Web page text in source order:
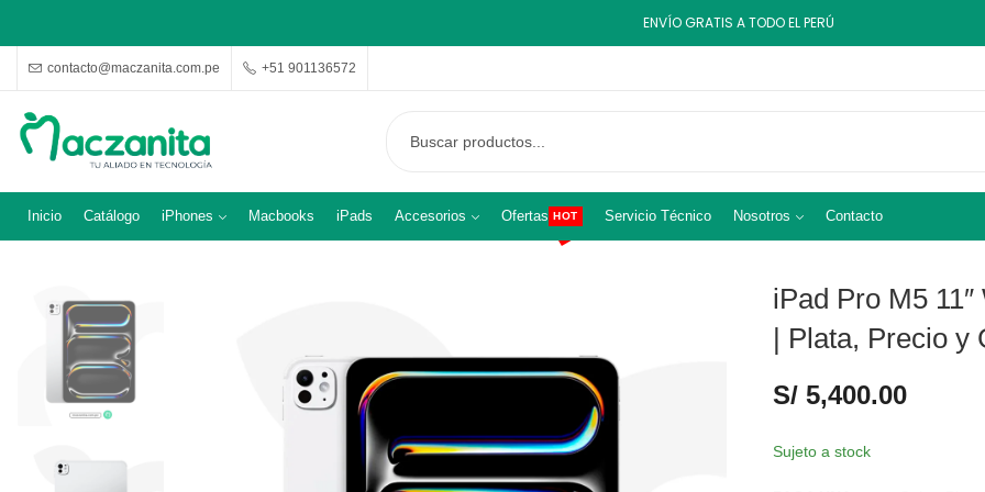
ENVÍO GRATIS A TODO EL PERÚ
contacto@maczanita.com.pe +51 901136572
Inicio Catálogo iPhones Macbooks iPads Accesorios Ofertas HOT Servicio Técnico Nosotros Contacto
iPad Pro M5
| Plata, Precio y
S/ 5,400.00
Sujeto a stock